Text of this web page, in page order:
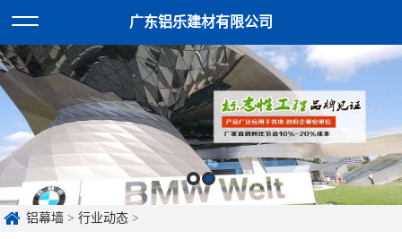
广东铝乐建材有限公司
铝幕墙 >行业动态 >